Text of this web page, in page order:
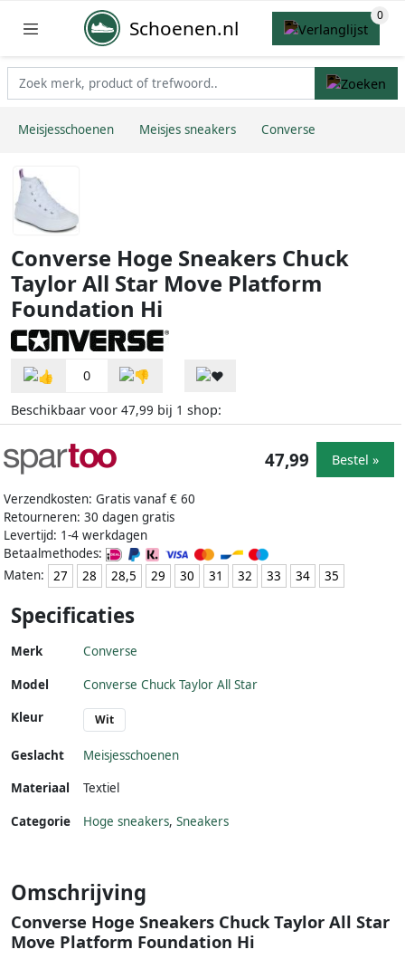
Schoenen.nl
Meisjesschoenen Meisjes sneakers Converse
Converse Hoge Sneakers Chuck
Taylor All Star Move Platform
Foundation Hi
0
Beschikbaar voor 47,99 bij 1 shop:
Verzendkosten: Gratis vanaf € 60
Retourneren: 30 dagen gratis
Levertijd: 1-4 werkdagen
Betaalmethodes:
Maten:
27 28 28,5 29 30 31 32 33 34 35
47,99 Bestel »
Specificaties
Merk Converse
Model
Converse Chuck Taylor All Star
Kleur
Wit
Geslacht
Meisjesschoenen
Materiaal
Textiel
Categorie Hoge sneakers, Sneakers
Omschrijving
Converse Hoge Sneakers Chuck Taylor All Star
Move Platform Foundation Hi